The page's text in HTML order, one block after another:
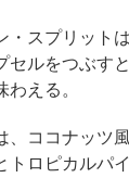
・スプリット
セルをつぶす
える。
、ココナッツ
トロピカルパ